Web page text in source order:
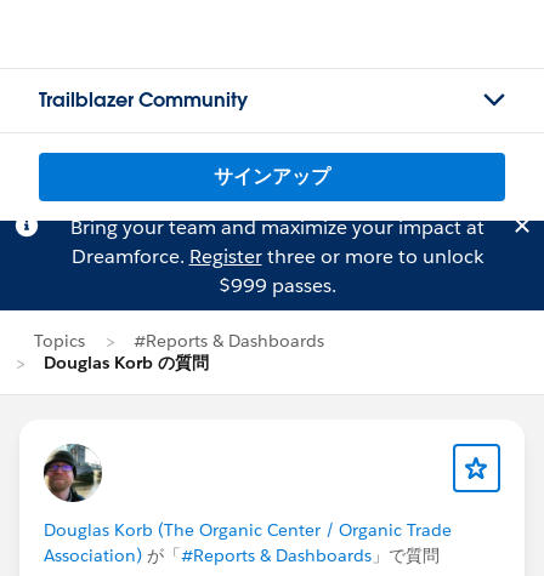
Trailblazer Community
サインアップ
Bring your team and maximize your impact at
Dreamforce. Registerthree or more to unlock
$999 passes.
Topics
#Reports & Dashboards
Douglas Korb の質問
Douglas Korb (The Organic Center / Organic Trade
Association) が「#Reports & Dashboards 」で質問